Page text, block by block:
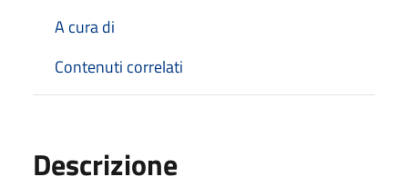
A cura di
Contenuti correlati
Descrizione